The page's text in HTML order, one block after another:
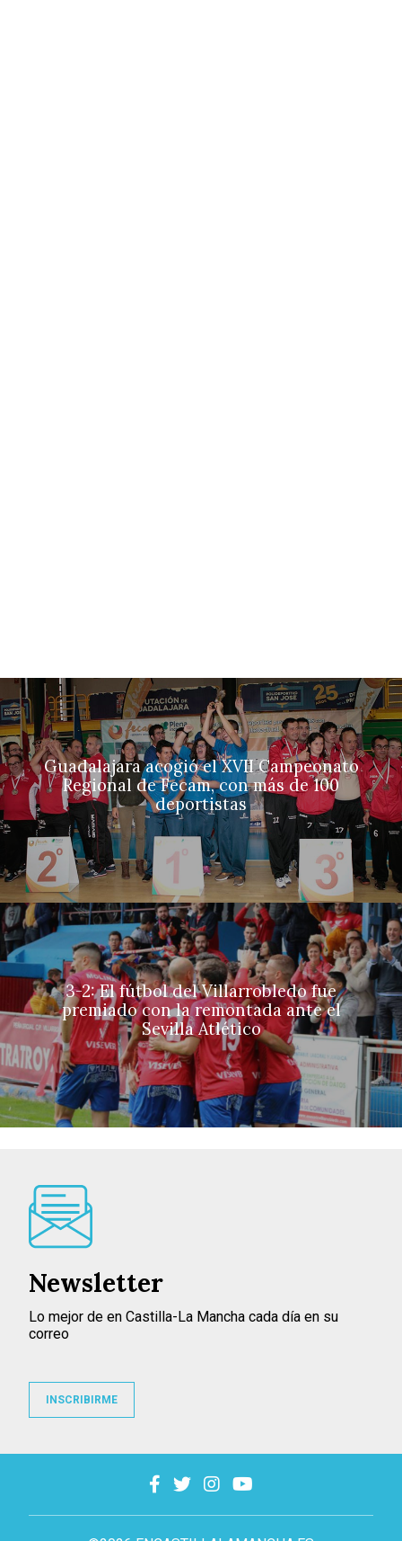
Guadalajara acogió el XVII Campeonato
Regional de Fecam, con más de 100
deportistas
3-2: El fútbol del Villarrobledo fue
premiado con la remontada ante el
Sevilla Atlético
Newsletter
Lo mejor de en Castilla-La Mancha cada día en su
correo
INSCRIBIRME